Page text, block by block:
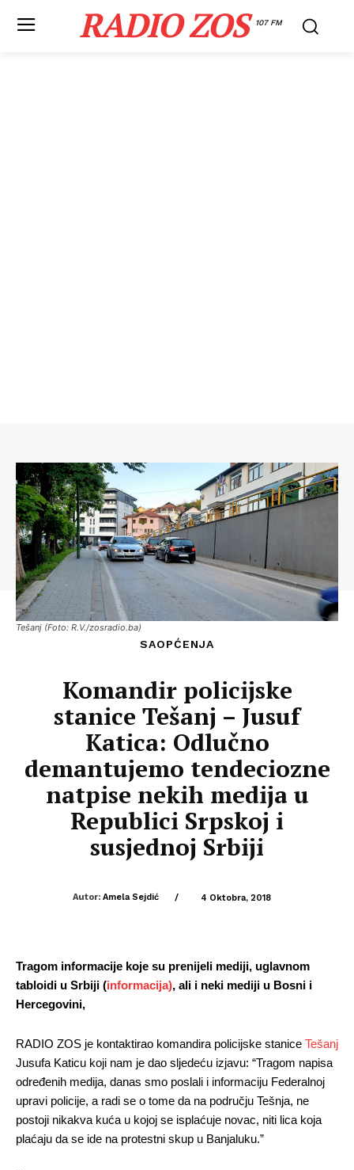
RADIO ZOS 107 FM
Tešanj (Foto: R.V./zosradio.ba)
SAOPĆENJA
Komandir policijske
stanice Tešanj – Jusuf
Katica: Odlučno
demantujemo tendeciozne
natpise nekih medija u
Republici Srpskoj i
susjednoj Srbiji
Autor: Amela Sejdić / 4 Oktobra, 2018
Tragom informacije koje su prenijeli mediji, uglavnom
tabloidi u Srbiji (informacija), ali i neki mediji u Bosni i
Hercegovini,
RADIO ZOS je kontaktirao komandira policijske stanice Tešanj
Jusufa Katicu koji nam je dao sljedeću izjavu: “Tragom napisa
određenih medija, danas smo poslali i informaciju Federalnoj
upravi policije, a radi se o tome da na području Tešnja, ne
postoji nikakva kuća u kojoj se isplaćuje novac, niti lica koja
plaćaju da se ide na protestni skup u Banjaluku.”